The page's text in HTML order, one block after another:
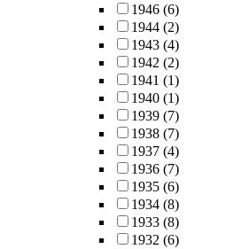
1946 (6)
1944 (2)
1943 (4)
1942 (2)
1941 (1)
1940 (1)
1939 (7)
1938 (7)
1937 (4)
1936 (7)
1935 (6)
1934 (8)
1933 (8)
1932 (6)